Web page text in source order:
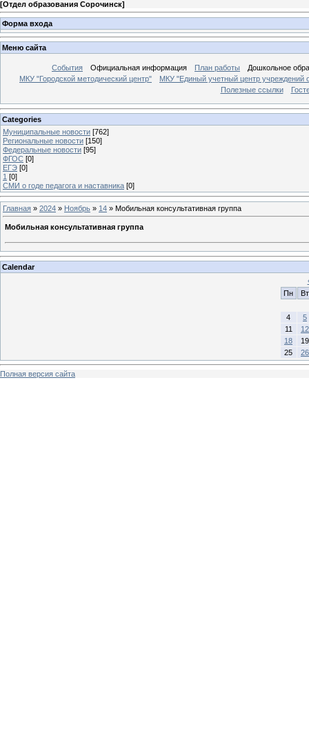
[Отдел образования Сорочинск]
Форма входа
Меню сайта
События Официальная информация План работы
Дошкольное
МКУ "Городской методический центр"
МКУ "Единый учетный центр учреждений
Полезные ссылки
Categories
Муниципальные новости [762]
Региональные новости [150]
Федеральные новости [95]
ФГОС [0]
ЕГЭ [0]
1 [0]
СМИ о годе педагога и наставника [0]
Главная » 2024 » Ноябрь » 14 » Мобильная консультативная группа
Мобильная консультативная группа
Calendar
Пн
Вт
4
5
11
12
18
19
25
26
Полная версия сайта